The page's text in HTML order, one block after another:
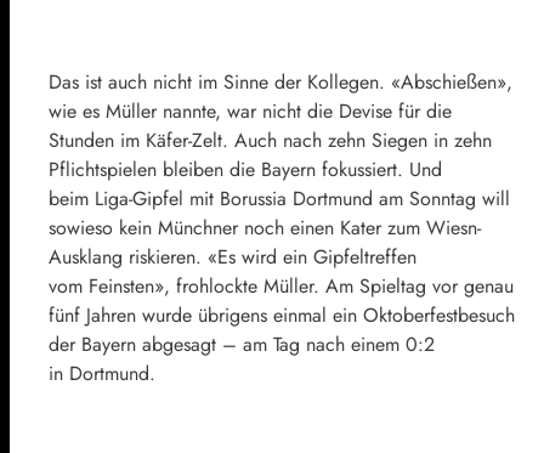
Das ist auch nicht im Sinne der Kollegen. «Abschießen»,
wie es Müller nannte, war nicht die Devise für die
Stunden im Käfer-Zelt. Auch nach zehn Siegen in zehn
Pflichtspielen bleiben die Bayern fokussiert. Und
beim Liga-Gipfel mit Borussia Dortmund am Sonntag will
sowieso kein Münchner noch einen Kater zum Wiesn-
Ausklang riskieren. «Es wird ein Gipfeltreffen
vom Feinsten», frohlockte Müller. Am Spieltag vor genau
fünf Jahren wurde übrigens einmal ein Oktoberfestbesuch
der Bayern abgesagt – am Tag nach einem 0:2
in Dortmund.